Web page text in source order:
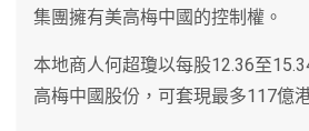
集團擁有美高梅中國的控制權。
本地商人何超瓊以每股12.36至
高梅中國股份，可套現最多117億